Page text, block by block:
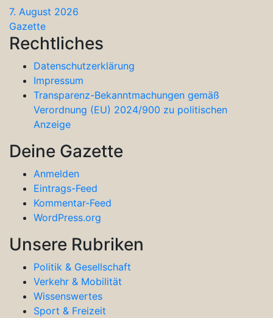
7. August 2026
Gazette
Rechtliches
Datenschutzerklärung
Impressum
Transparenz-Bekanntmachungen gemäß
Verordnung (EU) 2024/900 zu politischen
Anzeige
Deine Gazette
Anmelden
Eintrags-Feed
Kommentar-Feed
WordPress.org
Unsere Rubriken
Politik & Gesellschaft
Verkehr & Mobilität
Wissenswertes
Sport & Freizeit